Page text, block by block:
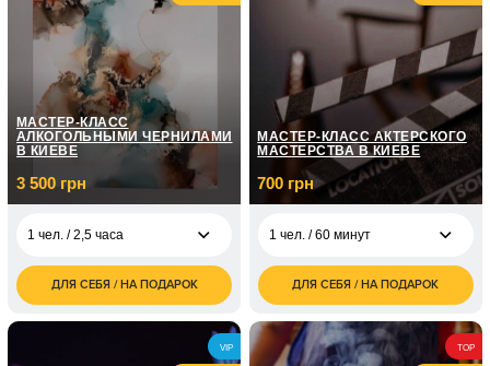
1 чел. / Курс
фортепиано / 12
занятий по 1 часу
МАСТЕР-КЛАСС
АЛКОГОЛЬНЫМИ ЧЕРНИЛАМИ
В КИЕВЕ
3 500 грн
1 чел. / 2,5 часа
3 500
грн
7 000
грн
ДЛЯ СЕБЯ / НА ПОДАРОК
МАСТЕР-КЛАСС АКТЕРСКОГО
МАСТЕРСТВА В КИЕВЕ
700 грн
1 чел. / 60 минут
грн
1 чел. / 8 занятий по
1 часу
4 350
грн
ДЛЯ СЕБЯ / НА ПОДАРОК
VIP TOP